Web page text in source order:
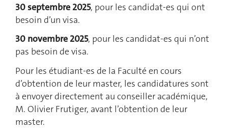
30 septembre 2025, pour les candidat-es qui ont
besoin d’un visa.
30 novembre 2025, pour les candidat-es qui n’ont
pas besoin de visa.
Pour les étudiant-es de la Faculté en cours
d’obtention de leur master, les candidatures sont
à envoyer directement au conseiller académique,
M. Olivier Frutiger, avant l’obtention de leur
master.